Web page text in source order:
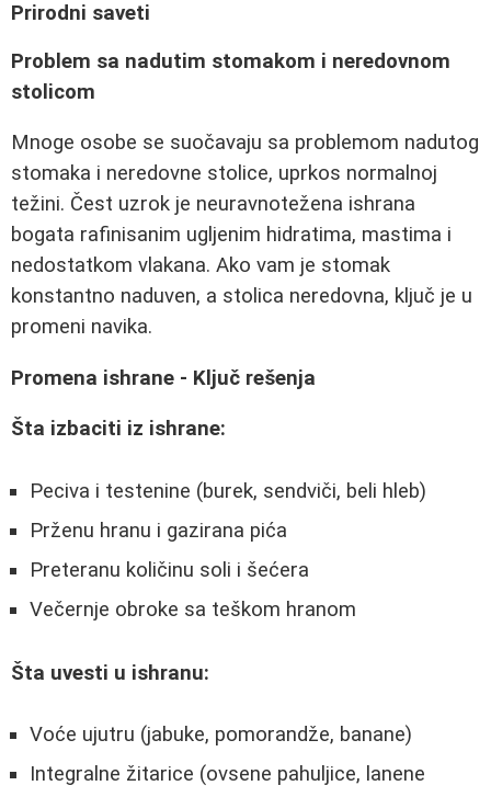
Prirodni saveti
Problem sa nadutim stomakom i neredovnom
stolicom
Mnoge osobe se suočavaju sa problemom nadutog
stomaka i neredovne stolice, uprkos normalnoj
težini. Čest uzrok je neuravnotežena ishrana
bogata rafinisanim ugljenim hidratima, mastima i
nedostatkom vlakana. Ako vam je stomak
konstantno naduven, a stolica neredovna, ključ je u
promeni navika.
Promena ishrane - Ključ rešenja
Šta izbaciti iz ishrane:
Peciva i testenine (burek, sendviči, beli hleb)
Prženu hranu i gazirana pića
Preteranu količinu soli i šećera
Večernje obroke sa teškom hranom
Šta uvesti u ishranu:
Voće ujutru (jabuke, pomorandže, banane)
Integralne žitarice (ovsene pahuljice, lanene